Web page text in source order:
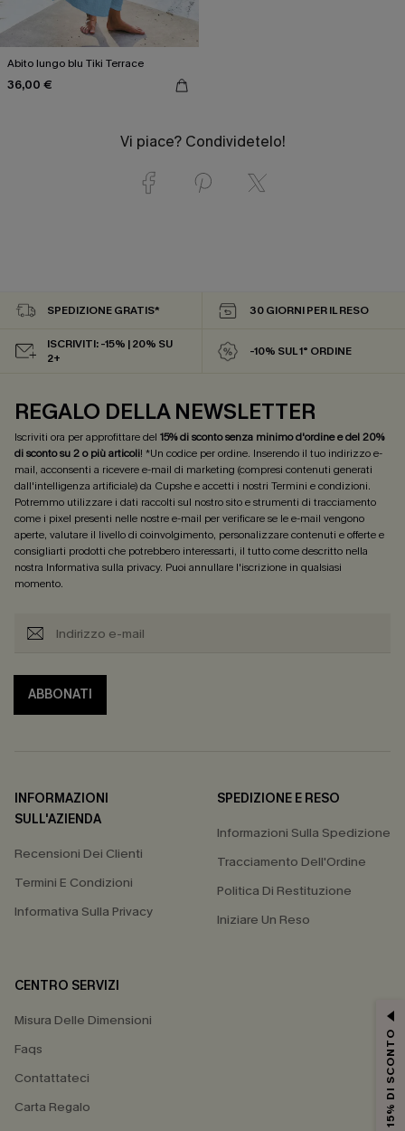
Abito lungo blu Tiki Terrace
36,00 €
Vi piace? Condividetelo!
SPEDIZIONE GRATIS* 30 GIORNI PER IL RESO
ISCRIVITI: -15% | 20% SU
2+
-10% SUL 1° ORDINE
REGALO DELLA NEWSLETTER
Iscriviti ora per approfittare del 15% di sconto senza minimo d'ordine e del 20%
di sconto su 2 o più articoli! *Un codice per ordine. Inserendo il tuo indirizzo e-
mail, acconsenti a ricevere e-mail di marketing (compresi contenuti generati
dall'intelligenza artificiale) da Cupshe e accetti i nostri Termini e condizioni.
Potremmo utilizzare i dati raccolti sul nostro sito e strumenti di tracciamento
come i pixel presenti nelle nostre e-mail per verificare se le e-mail vengono
aperte, valutare il livello di coinvolgimento, personalizzare contenuti e offerte e
consigliarti prodotti che potrebbero interessarti, il tutto come descritto nella
nostra Informativa sulla privacy. Puoi annullare l'iscrizione in qualsiasi
momento.
ABBONATI
INFORMAZIONI
SULL'AZIENDA
Recensioni Dei Clienti
Termini E Condizioni
Informativa Sulla Privacy
SPEDIZIONE E RESO
Informazioni Sulla Spedizione
Tracciamento Dell'Ordine
Politica Di Restituzione
Iniziare Un Reso
CENTRO SERVIZI
Misura Delle Dimensioni
Faqs
Contattateci
Carta Regalo
15% DI SCONTO